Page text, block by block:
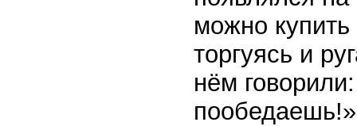
можно
торгуясь и
нём
пообедаешь!»